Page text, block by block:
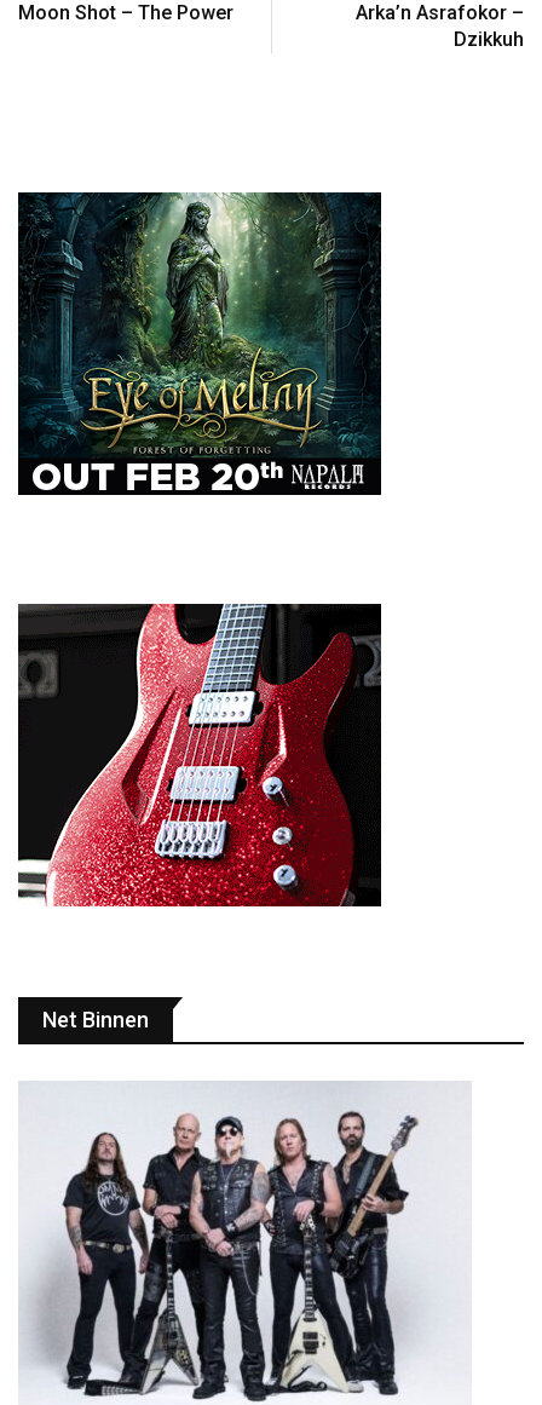
Moon Shot – The Power
Arka’n Asrafokor –
Dzikkuh
Net Binnen